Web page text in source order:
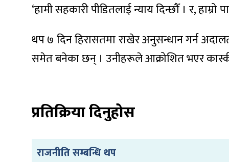
‘हामी सहकारी पीडितलाई न्याय दिन्छौँ । र,
थप ७ दिन हिरासतमा राखेर अनुसन्धान गर्न
समेत बनेका छन् । उनीहरूले आक्रोशित भएर
प्रतिक्रिया दिनुहोस
राजनीति सम्बन्धि थप